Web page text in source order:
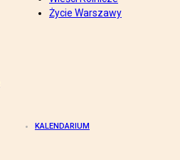
Życie Warszawy
KALENDARIUM